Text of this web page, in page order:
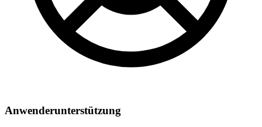
Anwenderunterstützung